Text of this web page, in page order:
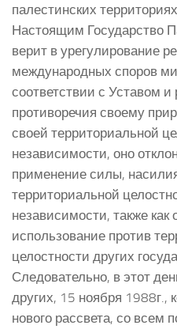
палестинских территориях.
Настоящим Государство
верит в урегулирование
международных споров
соответствии с Уставом
противоречия своему
своей территориальной
независимости, оно
применение силы,
территориальной
независимости, также как
использование против
целостности других
Следовательно, в этот
других, 15 ноября 1988г.,
нового рассвета, со всем